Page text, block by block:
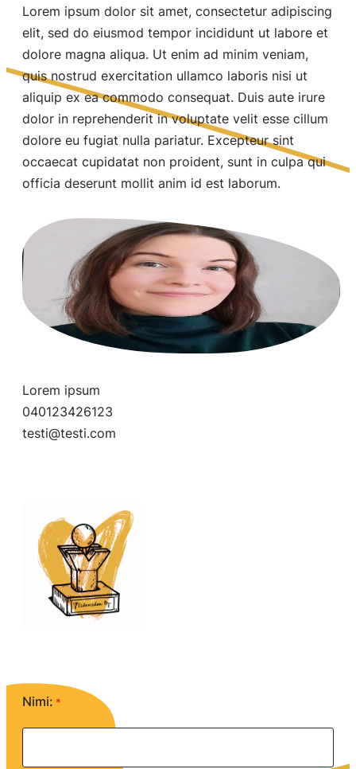
Lorem ipsum dolor sit amet, consectetur adipiscing
elit, sed do eiusmod tempor incididunt ut labore et
dolore magna aliqua. Ut enim ad minim veniam,
quis nostrud exercitation ullamco laboris nisi ut
aliquip ex ea commodo consequat. Duis aute irure
dolor in reprehenderit in voluptate velit esse cillum
dolore eu fugiat nulla pariatur. Excepteur sint
occaecat cupidatat non proident, sunt in culpa qui
officia deserunt mollit anim id est laborum.
Lorem ipsum
040123426123
testi@testi.com
"Nimi: *